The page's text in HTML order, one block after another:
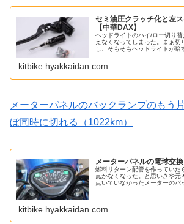
セミ油圧クラッチ化と左
【中華DAX】
ヘッドライトのハイ/ロー切り
えなくなってしまった。まぁ
し、そもそもヘッドライトが暗
kitbike.hyakkaidan.com
メーターパネルのバックランプのもう
ぼ同時に切れる（1022km）
メーターパネルの電球交
燃料リターン配管を作っていた
点かなくなった。と思いきや元
点いていなかったメーターのバ
kitbike.hyakkaidan.com